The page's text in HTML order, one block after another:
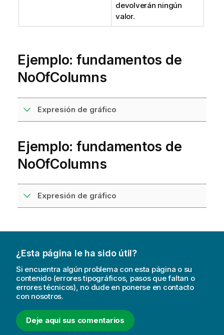
devolverán ningún
valor.
Ejemplo: fundamentos de
NoOfColumns
Expresión de gráfico
Ejemplo: fundamentos de
NoOfColumns
Expresión de gráfico
¿Esta página le ha sido útil?
Si encuentra algún problema con esta página o su
contenido (errores tipográficos, pasos que faltan o
errores técnicos), no dude en ponerse en contacto
con nosotros.
Deje aquí sus comentarios